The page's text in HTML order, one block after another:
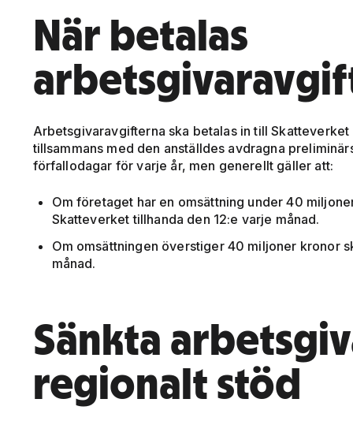
När betalas
Arbetsgivaravgifterna ska betalas in till
tillsammans med den anställdes avdragna
förfallodagar för varje år, men generellt gäller att:
Om företaget har en omsättning under 40
Skatteverket tillhanda den 12:e varje månad.
Om omsättningen överstiger 40 miljoner kronor
månad.
Sänkta
regionalt stöd